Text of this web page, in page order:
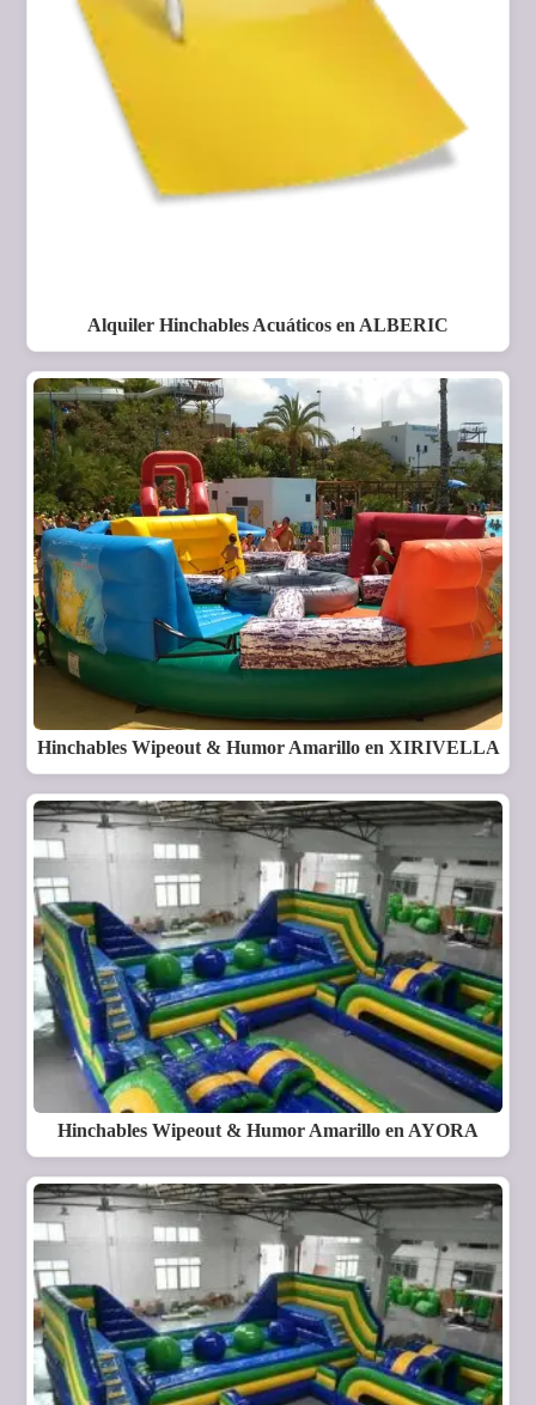
Alquiler Hinchables Acuáticos en ALBERIC
Hinchables Wipeout & Humor Amarillo en XIRIVELLA
Hinchables Wipeout & Humor Amarillo en AYORA